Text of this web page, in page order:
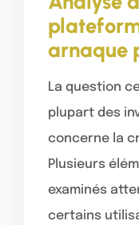
arnaque
La question
plupart des
concerne la
Plusieurs
examinés
certains